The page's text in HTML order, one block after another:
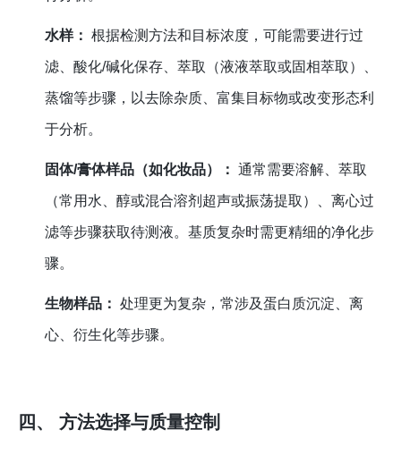
水样： 根据检测方法和目标浓度，可能需要进行过
滤、酸化/碱化保存、萃取（液液萃取或固相萃取）、
蒸馏等步骤，以去除杂质、富集目标物或改变形态利
于分析。
固体/膏体样品（如化妆品）： 通常需要溶解、萃取
（常用水、醇或混合溶剂超声或振荡提取）、离心过
滤等步骤获取待测液。基质复杂时需更精细的净化步
骤。
生物样品： 处理更为复杂，常涉及蛋白质沉淀、离
心、衍生化等步骤。
四、 方法选择与质量控制